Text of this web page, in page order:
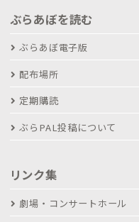
ぶらあぼを読む
ぶらあぼ電子版
配布場所
定期購読
ぶらPAL投稿について
リンク集
劇場・コンサートホール